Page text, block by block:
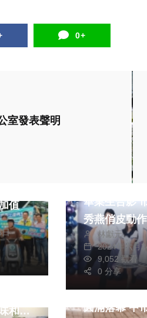
0+
室發表聲明
值
日
文教
中市高中以
畢業生合影 市長盧
秀燕俏皮動
收 現場歡
林獻元
2024年六月
9,052 觀看
0 分享
週
和互
政治 社會
影視
五月天台中
圓滿落幕 中市新聞